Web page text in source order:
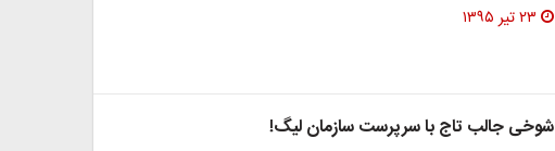
۲۳ تیر ۱۳۹۵
شوخی جالب تاج با سرپرست سازمان لیگ!